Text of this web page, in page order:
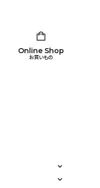
Online Shop
お買いもの